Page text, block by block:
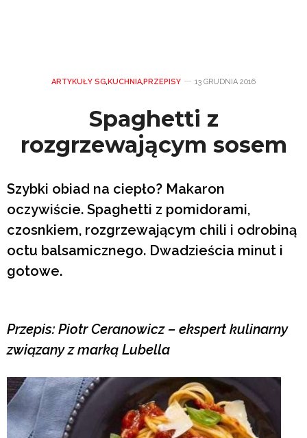
ARTYKUŁY SG,KUCHNIA,PRZEPISY 13 GRUDNIA 2016
Spaghetti z
rozgrzewającym sosem
Szybki obiad na ciepło? Makaron
oczywiście. Spaghetti z pomidorami,
czosnkiem, rozgrzewającym chili i odrobiną
octu balsamicznego. Dwadzieścia minut i
gotowe.
Przepis: Piotr Ceranowicz – ekspert kulinarny
związany z marką Lubella